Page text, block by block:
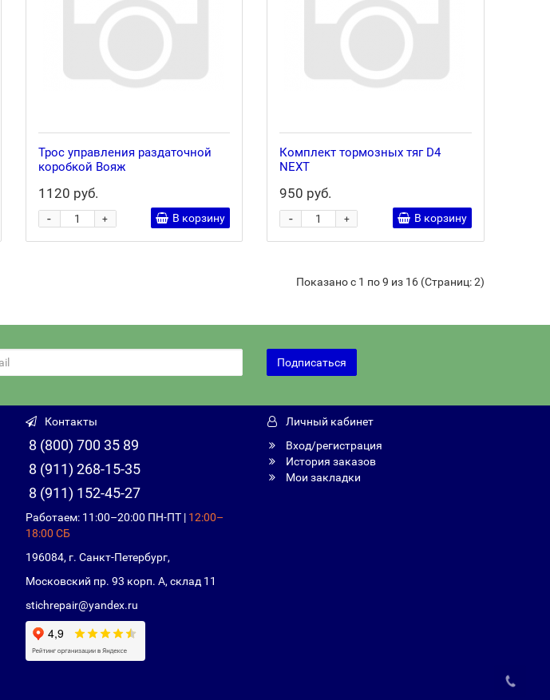
Трос управления раздаточной
коробкой Вояж
1120 руб.
+
- В корзину
Комплект тормозных тяг D4
NEXT
950 руб.
+
- В корзину
Показано с 1 по 9 из 16 (Страниц: 2)
Подписаться
Контакты
8 (800) 700 35 89
8 (911) 268-15-35
8 (911) 152-45-27
Работаем: 11:00–20:00 ПН-ПТ | 12:00–
18:00 СБ
196084, г. Санкт-Петербург,
Московский пр. 93 корп. А, склад 11
stichrepair@yandex.ru
Личный кабинет
Вход/регистрация
История заказов
Мои закладки